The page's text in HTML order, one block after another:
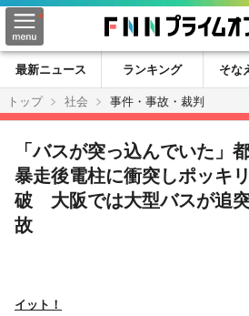
最新ニュース ランキング そな
トップ
社会 事件・事故・裁判
「バスが突っ込んでいた」
暴走後電柱に衝突しポッキ
破 大阪では大型バスが追
故
イット！